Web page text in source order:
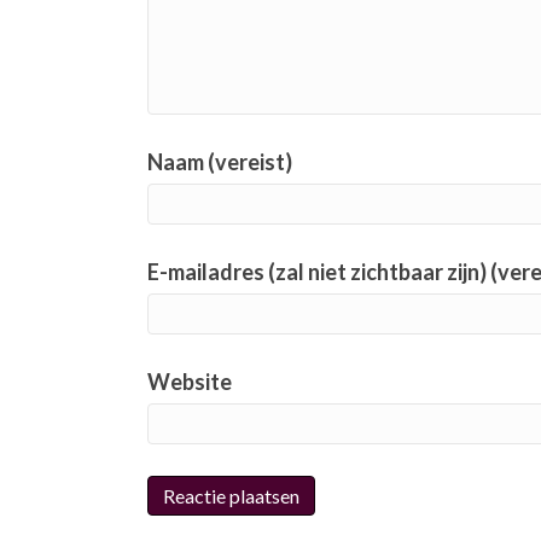
Naam (vereist)
E-mailadres (zal niet zichtbaar zijn)
Website